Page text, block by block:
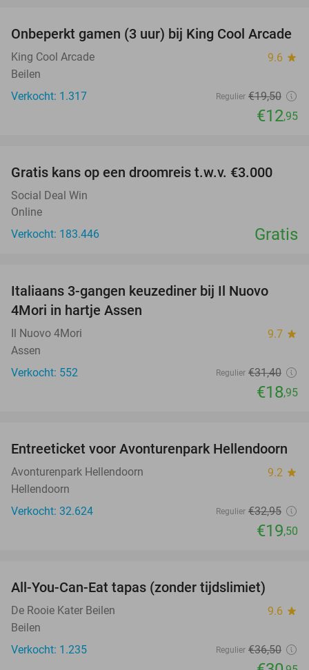
34%
Onbeperkt gamen (3 uur) bij King Cool Arcade
King Cool Arcade 9.6 star
Beilen
Verkocht: 1.317
Regulier €19,50
€12,95
Gratis kans op een droomreis t.w.v. €3.000
Social Deal Win
Online
Verkocht: 183.446
Gratis
40%
Italiaans 3-gangen keuzediner bij Il Nuovo
4Mori in hartje Assen
Il Nuovo 4Mori 9.7 star
Assen
Verkocht: 552
Regulier €31,40
€18,95
41%
Entreeticket voor Avonturenpark Hellendoorn
Avonturenpark Hellendoorn 9.2 star
Hellendoorn
Verkocht: 32.624
Regulier €32,95
€19,50
All-You-Can-Eat tapas (zonder tijdslimiet)
De Rooie Kater Beilen 9.6 star
Beilen
Verkocht: 1.235
Regulier €36,50